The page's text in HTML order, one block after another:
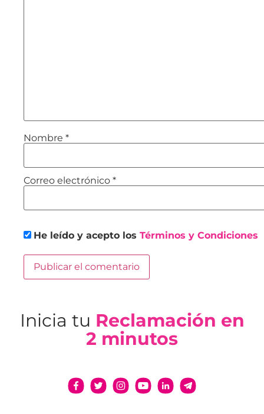
Nombre *
Correo electrónico *
He leído y acepto los Términos y Condiciones
Inicia tu Reclamación en
2 minutos